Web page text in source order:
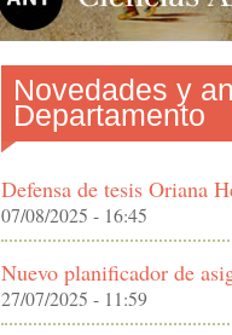
Novedades y
Departamento
Defensa de tesis Oriana
07/08/2025 - 16:45
Nuevo planificador de
27/07/2025 - 11:59